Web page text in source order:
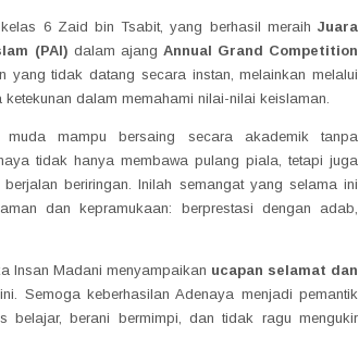
6 Zaid bin Tsabit, yang berhasil meraihJuara
(PAI) dalam ajang Annual Grand Competition
yang tidak datang secara instan, melainkan melalui
dalam memahami nilai-nilai keislaman.
mampu bersaing secara akademik tanpa
tidak hanya membawa pulang piala, tetapi juga
beriringan. Inilah semangat yang selama ini
dan kepramukaan: berprestasi dengan adab,
Insan Madani menyampaikan ucapan selamat dan
Semoga keberhasilan Adenaya menjadi pemantik
belajar, berani bermimpi, dan tidak ragu mengukir